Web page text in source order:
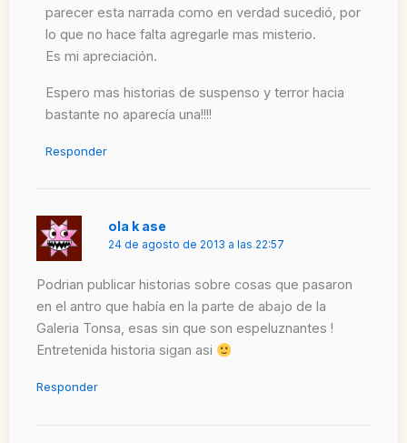
parecer esta narrada como en verdad sucedió, por
lo que no hace falta agregarle mas misterio.
Es mi apreciación.
Espero mas historias de suspenso y terror hacia
bastante no aparecía una!!!!
Responder
ola k ase
24 de agosto de 2013 a las 22:57
Podrian publicar historias sobre cosas que pasaron
en el antro que había en la parte de abajo de la
Galeria Tonsa, esas sin que son espeluznantes !
Entretenida historia sigan asi
Responder